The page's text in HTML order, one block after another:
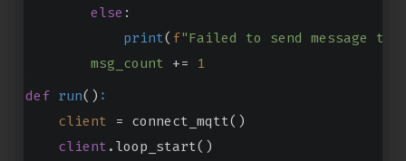
else :
print( f"Failed to send message
msg_count += 1
def run() :
client = connect_mqtt()
client .loop_start()